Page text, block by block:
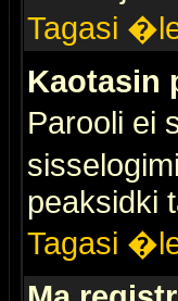
Tagasi
Kaotasin
Parooli ei
peaksidki
Tagasi